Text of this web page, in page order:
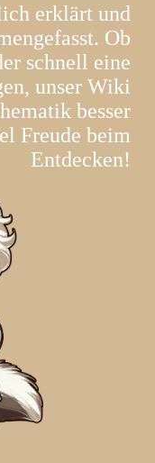
erklärt und
Ob
schnell eine
unser Wiki
besser
Freude beim
Entdecken!